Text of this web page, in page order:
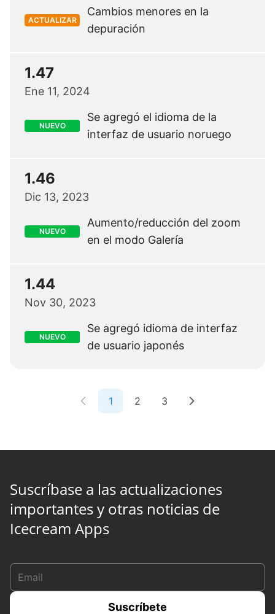
ACTUALIZAR
Cambios menores en la
depuración
1.47
Ene 11, 2024
NUEVO
Se agregó el idioma de la
interfaz de usuario noruego
1.46
Dic 13, 2023
NUEVO
Aumento/reducción del zoom
en el modo Galería
1.44
Nov 30, 2023
NUEVO
Se agregó idioma de interfaz
de usuario japonés
1 2 3
Suscríbase a las actualizaciones
importantes y otras noticias de
Icecream Apps